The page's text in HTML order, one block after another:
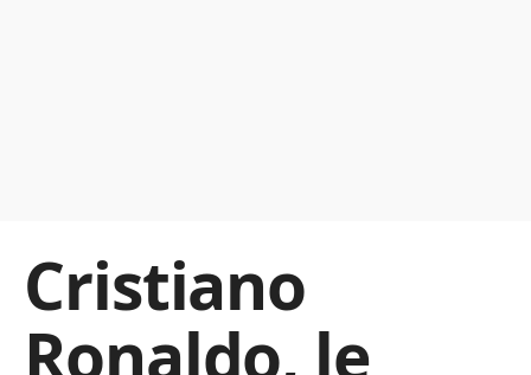
Cristiano
Ronaldo, le